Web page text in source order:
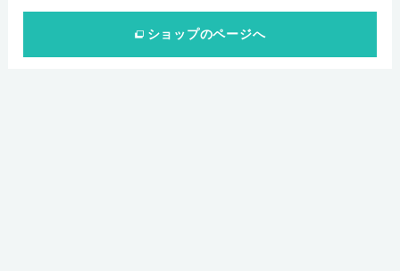
ショップのページへ